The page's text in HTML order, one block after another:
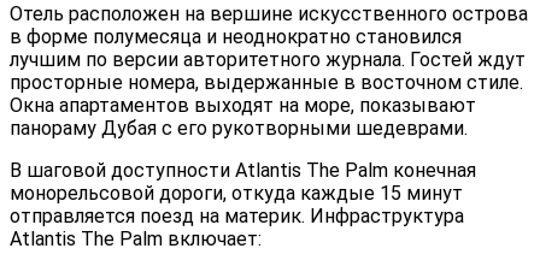
Отель расположен на вершине искусственного острова
в форме полумесяца и неоднократно становился
лучшим по версии авторитетного журнала. Гостей ждут
просторные номера, выдержанные в восточном стиле.
Окна апартаментов выходят на море, показывают
панораму Дубая с его рукотворными шедеврами.
В шаговой доступности Atlantis The Palm конечная
монорельсовой дороги, откуда каждые 15 минут
отправляется поезд на материк. Инфраструктура
Atlantis The Palm включает: